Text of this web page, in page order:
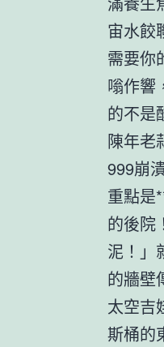
宙水餃
需要你
嗡作響
的不是
陳年老
999崩
重點是
的後
泥！」
的牆壁
太空吉
斯桶的